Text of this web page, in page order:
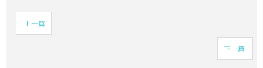
上一篇
下一篇